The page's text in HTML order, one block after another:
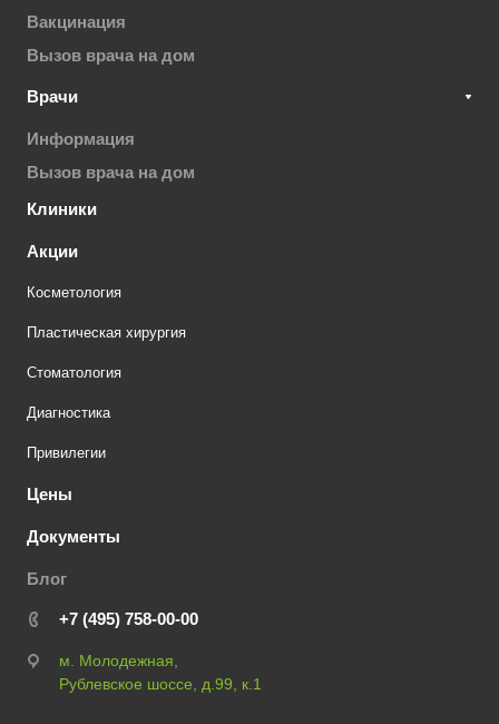
Вакцинация
Вызов врача на дом
Врачи
Информация
Вызов врача на дом
Клиники
Акции
Косметология
Пластическая хирургия
Стоматология
Диагностика
Привилегии
Цены
Документы
Блог
+7 (495) 758-00-00
м. Молодежная,
Рублевское шоссе, д.99, к.1